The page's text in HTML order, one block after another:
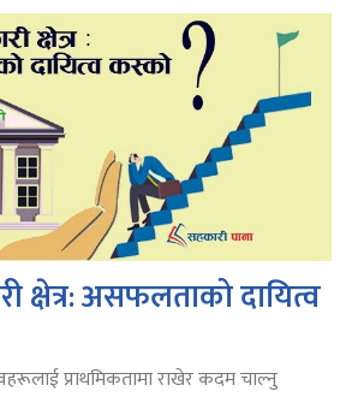
क्षेत्र: असफलताको दायित्व
प्राथमिकतामा राखेर कदम चाल्नु